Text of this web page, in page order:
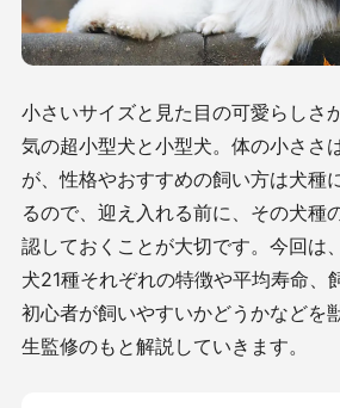
小さいサイズと見た目の可愛らしさ
気の超小型犬と小型犬。体の小ささ
が、性格やおすすめの飼い方は犬種
るので、迎え入れる前に、その犬種
認しておくことが大切です。今回は
犬21種それぞれの特徴や平均寿命、
初心者が飼いやすいかどうかなどを
生監修のもと解説していきます。